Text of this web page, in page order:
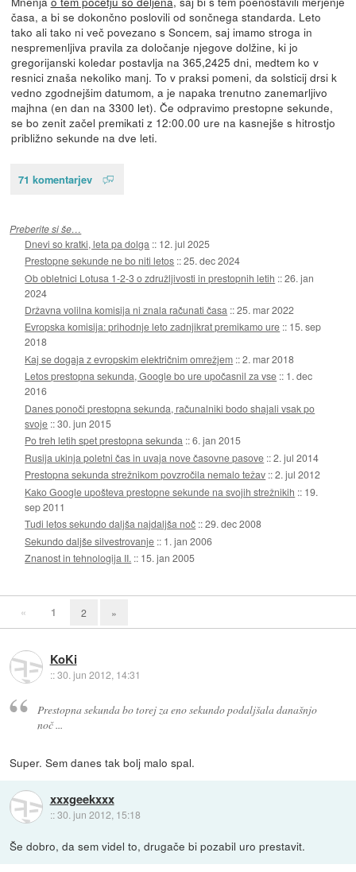
časa, a bi se dokončno poslovili od sončnega standarda. Leto
tako ali tako ni več povezano s Soncem, saj imamo stroga in
nespremenljiva pravila za določanje njegove dolžine, ki jo
gregorijanski koledar postavlja na 365,2425 dni, medtem ko v
resnici znaša nekoliko manj. To v praksi pomeni, da solsticij drsi k
vedno zgodnejšim datumom, a je napaka trenutno zanemarljivo
majhna (en dan na 3300 let). Če odpravimo prestopne sekunde,
se bo zenit začel premikati z 12:00.00 ure na kasnejše s hitrostjo
približno sekunde na dve leti.
71 komentarjev
Preberite si še…
Dnevi so kratki, leta pa dolga :: 12. jul 2025
Prestopne sekunde ne bo niti letos ::25. dec 2024
Ob obletnici Lotusa 1-2-3 o združljivosti in prestopnih letih ::26. jan
2024
Državna volilna komisija ni znala računati časa ::25. mar 2022
Evropska komisija: prihodnje leto zadnjikrat premikamo ure :: 15. sep
2018
Kaj se dogaja z evropskim električnim omrežjem ::2. mar 2018
Letos prestopna sekunda, Google bo ure upočasnil za vse :: 1. dec
2016
Danes ponoči prestopna sekunda, računalniki bodo shajali vsak po
svoje ::30. jun 2015
Po treh letih spet prestopna sekunda ::6. jan 2015
Rusija ukinja poletni čas in uvaja nove časovne pasove ::2. jul 2014
Prestopna sekunda strežnikom povzročila nemalo težav ::2. jul 2012
Kako Google upošteva prestopne sekunde na svojih strežnikih :: 19.
sep 2011
Tudi letos sekundo daljša najdaljša noč ::29. dec 2008
Sekundo daljše silvestrovanje :: 1. jan 2006
Znanost in tehnologija II. :: 15. jan 2005
« 1 2 »
KoKi
::30. jun 2012, 14:31
Prestopna sekunda bo torej za eno sekundo podaljšala današnjo
noč ...
Super. Sem danes tak bolj malo spal.
xxxgeekxxx
::30. jun 2012, 15:18
Še dobro, da sem videl to, drugače bi pozabil uro prestavit.